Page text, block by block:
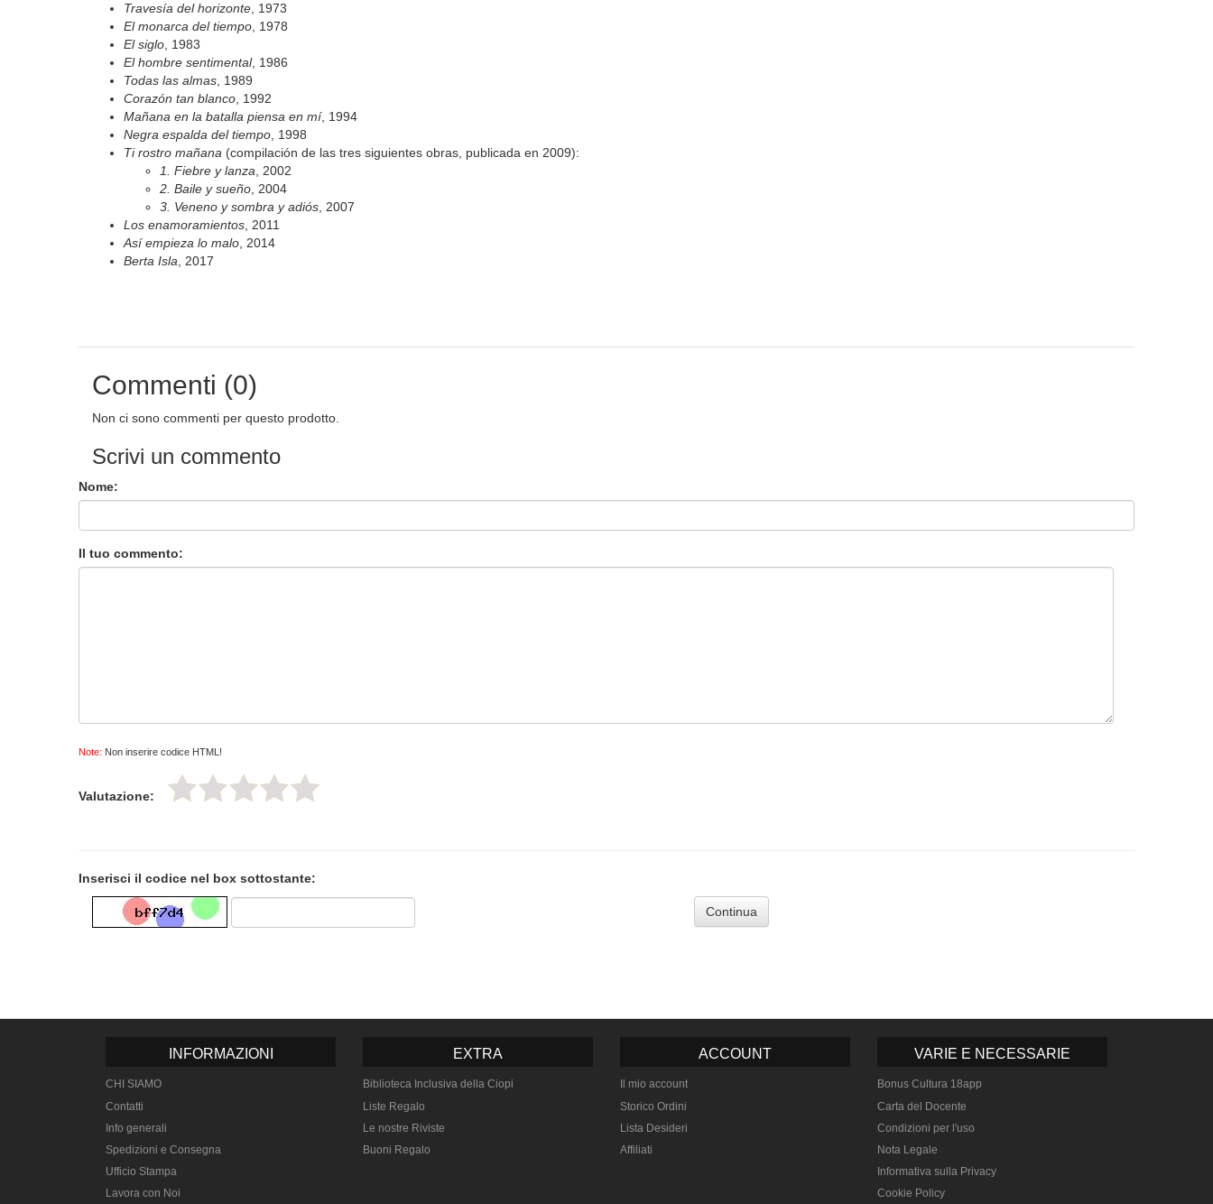
Travesía del horizonte, 1973
El monarca del tiempo, 1978
El siglo, 1983
El hombre sentimental, 1986
Todas las almas, 1989
Corazón tan blanco, 1992
Mañana en la batalla piensa en mí, 1994
Negra espalda del tiempo, 1998
Ti rostro mañana (compilación de las tres siguientes obras, publicada en 2009):
1. Fiebre y lanza, 2002
2. Baile y sueño, 2004
3. Veneno y sombra y adiós, 2007
Los enamoramientos, 2011
Así empieza lo malo, 2014
Berta Isla, 2017
Commenti (0)
Non ci sono commenti per questo prodotto.
Scrivi un commento
Nome:
Il tuo commento:
Note: Non inserire codice HTML!
Valutazione:
Inserisci il codice nel box sottostante:
Continua
INFORMAZIONI
CHI SIAMO
Contatti
Info generali
Spedizioni e Consegna
Ufficio Stampa
Lavora con Noi
EXTRA
Biblioteca Inclusiva della Ciopi
Liste Regalo
Le nostre Riviste
Buoni Regalo
ACCOUNT
Il mio account
Storico Ordini
Lista Desideri
Affiliati
VARIE E NECESSARIE
Bonus Cultura 18app
Carta del Docente
Condizioni per l'uso
Nota Legale
Informativa sulla Privacy
Cookie Policy